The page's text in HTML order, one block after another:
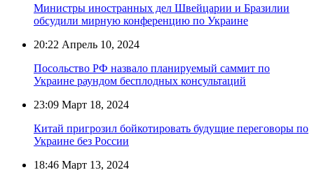
Министры иностранных дел Швейцарии и Бразилии
обсудили мирную конференцию по Украине
20:22 Апрель 10, 2024
Посольство РФ назвало планируемый саммит по
Украине раундом бесплодных консультаций
23:09 Март 18, 2024
Китай пригрозил бойкотировать будущие переговоры по
Украине без России
18:46 Март 13, 2024